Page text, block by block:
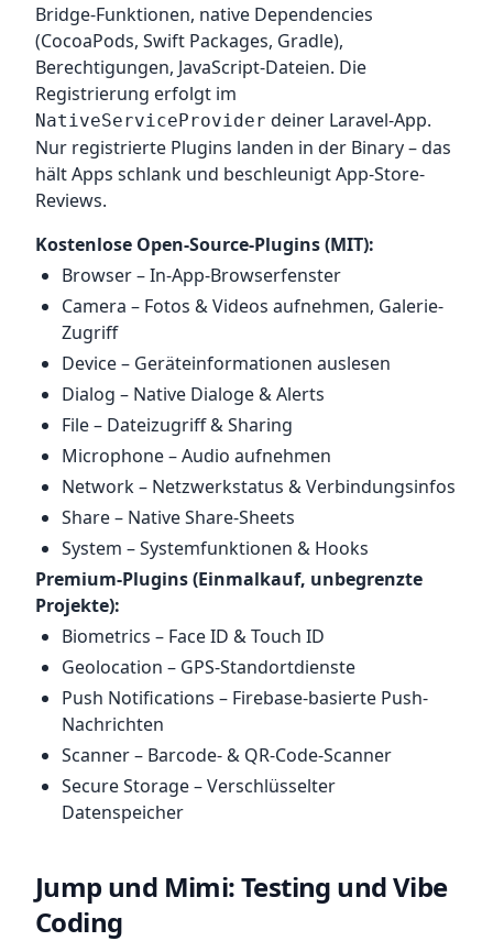
Bridge-Funktionen, native Dependencies
(CocoaPods, Swift Packages, Gradle),
Berechtigungen, JavaScript-Dateien. Die
Registrierung erfolgt im
NativeServiceProvider deiner Laravel-App.
Nur registrierte Plugins landen in der Binary – das
hält Apps schlank und beschleunigt App-Store-
Reviews.
Kostenlose Open-Source-Plugins (MIT):
Browser – In-App-Browserfenster
Camera – Fotos & Videos aufnehmen, Galerie-
Zugriff
Device – Geräteinformationen auslesen
Dialog – Native Dialoge & Alerts
File – Dateizugriff & Sharing
Microphone – Audio aufnehmen
Network – Netzwerkstatus & Verbindungsinfos
Share – Native Share-Sheets
System – Systemfunktionen & Hooks
Premium-Plugins (Einmalkauf, unbegrenzte
Projekte):
Biometrics – Face ID & Touch ID
Geolocation – GPS-Standortdienste
Push Notifications – Firebase-basierte Push-
Nachrichten
Scanner – Barcode- & QR-Code-Scanner
Secure Storage – Verschlüsselter
Datenspeicher
Jump und Mimi: Testing und Vibe
Coding